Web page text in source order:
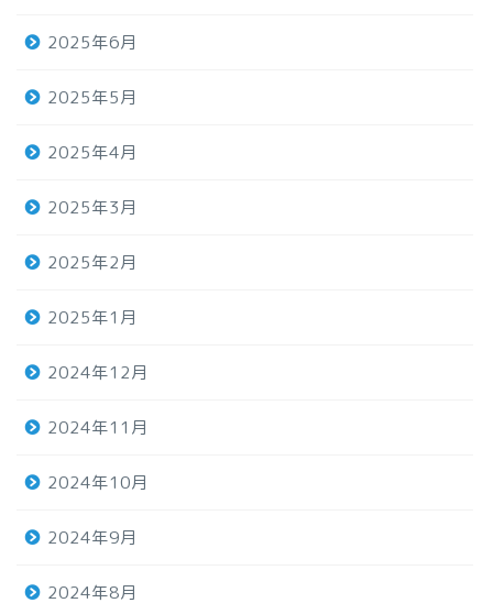
2025年6月
2025年5月
2025年4月
2025年3月
2025年2月
2025年1月
2024年12月
2024年11月
2024年10月
2024年9月
2024年8月